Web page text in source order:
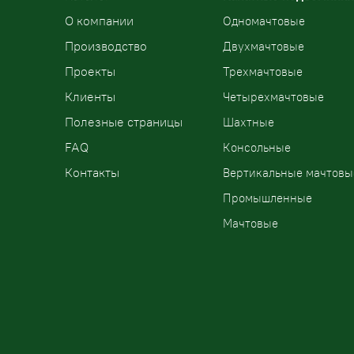
О компании
Производство
Проекты
Клиенты
Полезные страницы
FAQ
Контакты
Одномачтовые
Двухмачтовые
Трехмачтовые
Четырехмачтовые
Шахтные
Консольные
Вертикальные
Промышленные
Мачтовые